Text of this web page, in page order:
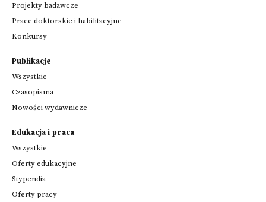
Projekty badawcze
Prace doktorskie i habilitacyjne
Konkursy
Publikacje
Wszystkie
Czasopisma
Nowości wydawnicze
Edukacja i praca
Wszystkie
Oferty edukacyjne
Stypendia
Oferty pracy